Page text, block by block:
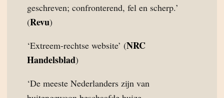
geschreven; confronterend, fel en scherp.’
(Revu)
‘Extreem-rechtse website’ (NRC
Handelsblad)
‘De meeste Nederlanders zijn van